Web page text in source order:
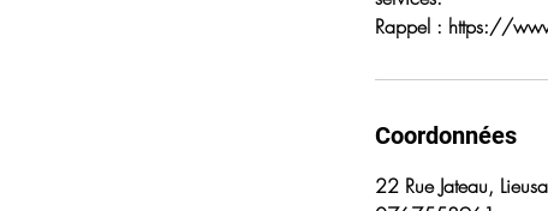
Rappel : https://
Coordonnées
22 Rue Jateau,